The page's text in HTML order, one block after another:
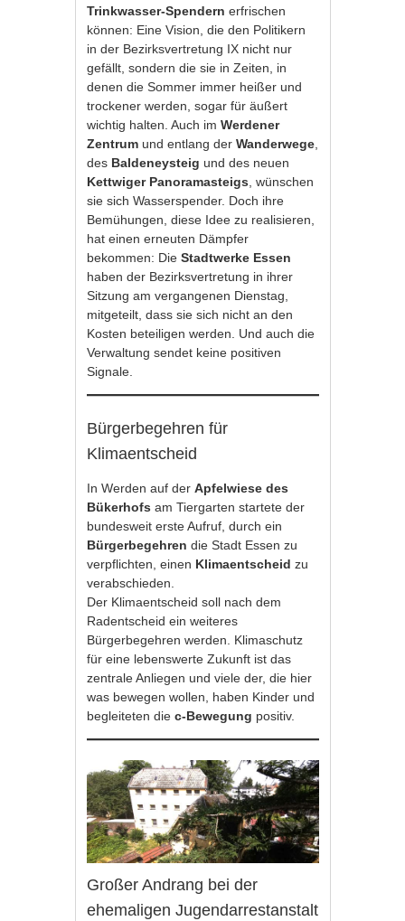
Trinkwasser-Spendernerfrischen
können: Eine Vision, die den Politikern
in der Bezirksvertretung IX nicht nur
gefällt, sondern die sie in Zeiten, in
denen die Sommer immer heißer und
trockener werden, sogar für äußert
wichtig halten. Auch imWerdener
Zentrum und entlang derWanderwege
des Baldeneysteig und des neuen
Kettwiger Panoramasteigs , wünschen
sie sich Wasserspender. Doch ihre
Bemühungen, diese Idee zu realisieren,
hat einen erneuten Dämpfer
bekommen: DieStadtwerke Essen
haben der Bezirksvertretung in ihrer
Sitzung am vergangenen Dienstag,
mitgeteilt, dass sie sich nicht an den
Kosten beteiligen werden. Und auch die
Verwaltung sendet keine positiven
Signale.
Bürgerbegehren für
Klimaentscheid
In Werden auf derApfelwiese des
Bükerhofs am Tiergarten startete der
bundesweit erste Aufruf, durch ein
Bürgerbegehrendie Stadt Essen zu
verpflichten, einen Klimaentscheidzu
verabschieden.
Der Klimaentscheid soll nach dem
Radentscheid ein weiteres
Bürgerbegehren werden. Klimaschutz
für eine lebenswerte Zukunft ist das
zentrale Anliegen und viele der, die hier
was bewegen wollen, haben Kinder und
begleiteten diec-Bewegung positiv.
Großer Andrang bei der
ehemaligen Jugendarrestanstalt